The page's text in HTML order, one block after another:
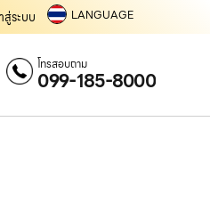
สู่ระบบ LANGUAGE
โทรสอบถาม
099-185-8000